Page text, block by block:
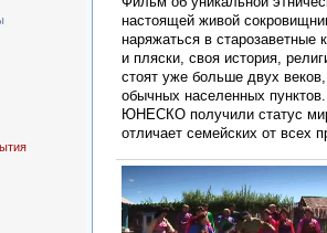
настоящей живой
наряжаться в
и пляски, своя история,
стоят уже больше двух
обычных населенных
ЮНЕСКО получили статус
отличает семейских от всех